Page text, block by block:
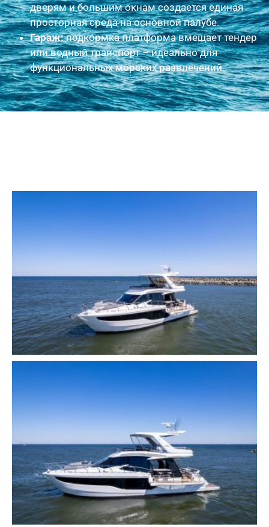
дверям и большим окнам создается единая
просторная среда на основной палубе.
Гараж:подкормка платформа вмещает тендер
или водный транспорт – идеально для
функциональных морских развлечений.